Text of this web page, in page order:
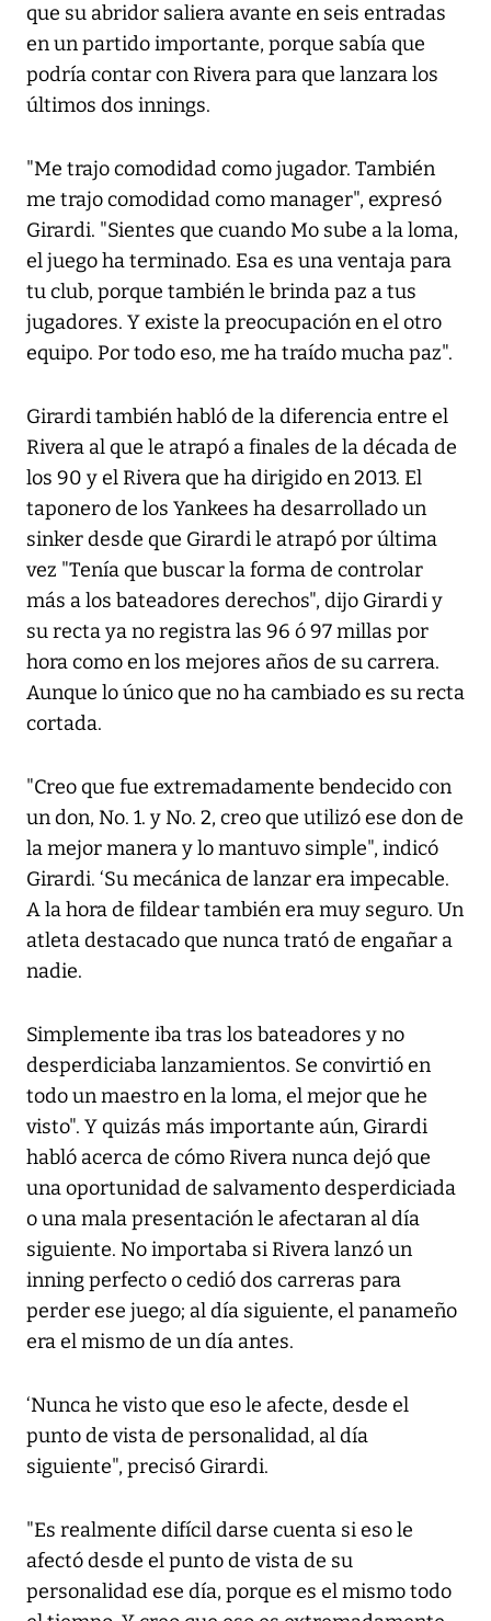
que su abridor saliera avante en seis entradas
en un partido importante, porque sabía que
podría contar con Rivera para que lanzara los
últimos dos innings.
"Me trajo comodidad como jugador. También
me trajo comodidad como manager", expresó
Girardi. "Sientes que cuando Mo sube a la loma,
el juego ha terminado. Esa es una ventaja para
tu club, porque también le brinda paz a tus
jugadores. Y existe la preocupación en el otro
equipo. Por todo eso, me ha traído mucha paz".
Girardi también habló de la diferencia entre el
Rivera al que le atrapó a finales de la década de
los 90 y el Rivera que ha dirigido en 2013. El
taponero de los Yankees ha desarrollado un
sinker desde que Girardi le atrapó por última
vez "Tenía que buscar la forma de controlar
más a los bateadores derechos", dijo Girardi y
su recta ya no registra las 96 ó 97 millas por
hora como en los mejores años de su carrera.
Aunque lo único que no ha cambiado es su recta
cortada.
"Creo que fue extremadamente bendecido con
un don, No. 1. y No. 2, creo que utilizó ese don de
la mejor manera y lo mantuvo simple", indicó
Girardi. ‘Su mecánica de lanzar era impecable.
A la hora de fildear también era muy seguro. Un
atleta destacado que nunca trató de engañar a
nadie.
Simplemente iba tras los bateadores y no
desperdiciaba lanzamientos. Se convirtió en
todo un maestro en la loma, el mejor que he
visto". Y quizás más importante aún, Girardi
habló acerca de cómo Rivera nunca dejó que
una oportunidad de salvamento desperdiciada
o una mala presentación le afectaran al día
siguiente. No importaba si Rivera lanzó un
inning perfecto o cedió dos carreras para
perder ese juego; al día siguiente, el panameño
era el mismo de un día antes.
‘Nunca he visto que eso le afecte, desde el
punto de vista de personalidad, al día
siguiente", precisó Girardi.
"Es realmente difícil darse cuenta si eso le
afectó desde el punto de vista de su
personalidad ese día, porque es el mismo todo